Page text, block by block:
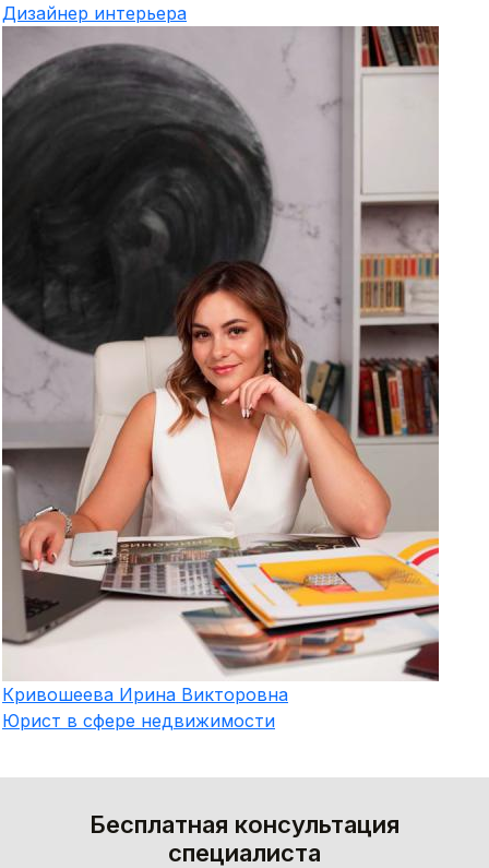
Дизайнер интерьера
Кривошеева Ирина Викторовна
Юрист в сфере недвижимости
Бесплатная консультация
специалиста